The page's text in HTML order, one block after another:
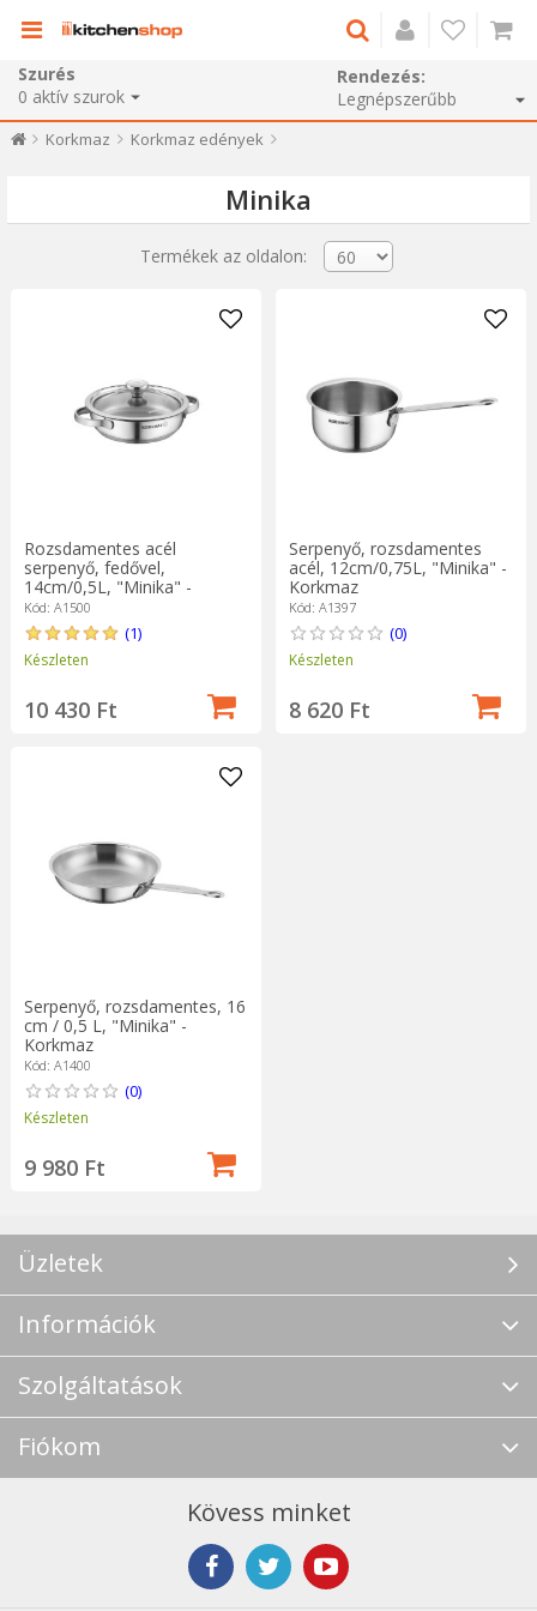
Szurés
0 aktív szurok
Rendezés:
Korkmaz Korkmaz edények
Minika
Termékek az oldalon:
Rozsdamentes acél
serpenyő, fedővel,
14cm/0,5L, "Minika" -
Korkmaz
Kód: A1500
(1)
Készleten
10 430 Ft
Serpenyő, rozsdamentes
acél, 12cm/0,75L, "Minika" -
Korkmaz
Kód: A1397
(0)
Készleten
8 620 Ft
Serpenyő, rozsdamentes, 16
cm / 0,5 L, "Minika" -
Korkmaz
Kód: A1400
(0)
Készleten
9 980 Ft
Üzletek
Információk
Szolgáltatások
Fiókom
Kövess minket